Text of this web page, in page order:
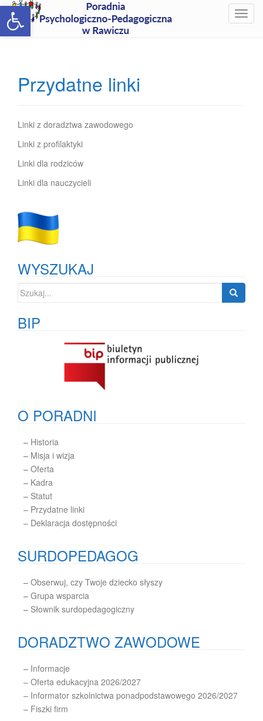
Open toolbar
T
Przydatne linki
Linki z doradztwa zawodowego
Linki z profilaktyki
Linki dla rodziców
Linki dla nauczycieli
WYSZUKAJ
Szukaj:
BIP
O PORADNI
– Historia
– Misja i wizja
– Oferta
– Kadra
– Statut
– Przydatne linki
– Deklaracja dostępności
SURDOPEDAGOG
– Obserwuj, czy Twoje dziecko słyszy
– Grupa wsparcia
– Słownik surdopedagogiczny
DORADZTWO ZAWODOWE
– Informacje
– Oferta edukacyjna 2026/2027
– Informator szkolnictwa ponadpodstawowego 2026/2027
– Fiszki firm